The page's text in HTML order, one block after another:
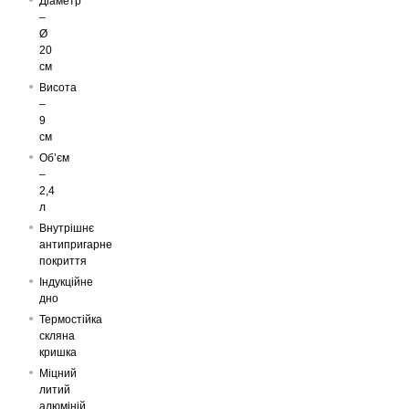
–
Ø
20
см
Висота
–
9
см
Об’єм
–
2,4
л
Внутрішнє
антипригарне
покриття
Індукційне
дно
Термостійка
скляна
кришка
Міцний
литий
алюміній